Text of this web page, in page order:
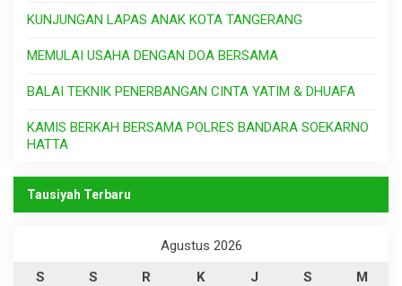
KUNJUNGAN LAPAS ANAK KOTA TANGERANG
MEMULAI USAHA DENGAN DOA BERSAMA
BALAI TEKNIK PENERBANGAN CINTA YATIM & DHUAFA
KAMIS BERKAH BERSAMA POLRES BANDARA SOEKARNO
HATTA
Tausiyah Terbaru
Agustus 2026
S
S R K J S
M